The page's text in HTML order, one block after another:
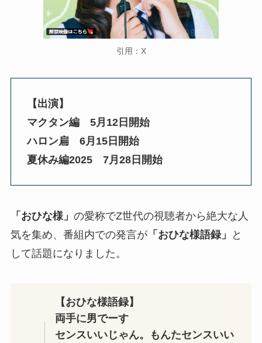
引用：X
【出演】
マクタン編 5月12日開始
ハロン扁 6月15日開始
夏休み編2025 7月28日開始
「おひな様」 の愛称でZ世代の視聴者から絶大な人
気を集め、番組内での発言が「おひな様語録」
と
して話題になりました。
【おひな様語録】
両手に男でーす
センスいいじゃん。もんたセンスいい